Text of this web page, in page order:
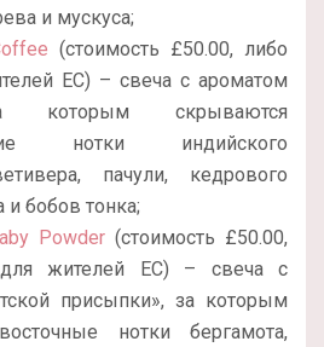
и мускуса;
(стоимость £50.00, либо
ЕС) – свеча с ароматом
которым скрываются
нотки индийского
пачули, кедрового
и бобов тонка;
Powder (стоимость £50.00,
жителей ЕС) – свеча с
присыпки», за которым
нотки бергамота,